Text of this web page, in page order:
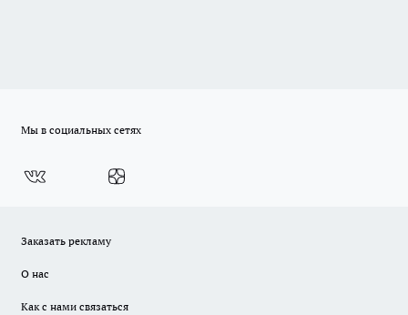
Мы в социальных сетях
Заказать рекламу
О нас
Как с нами связаться